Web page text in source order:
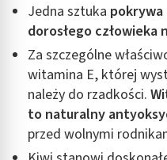
Jedna sztuka
dorosłego człowieka
Za szczególne
witamina E, której
należy do rzadkości.
to naturalny
przed wolnymi